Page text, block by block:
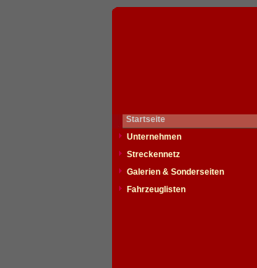
Startseite
Unternehmen
Streckennetz
Galerien & Sonderseiten
Fahrzeuglisten